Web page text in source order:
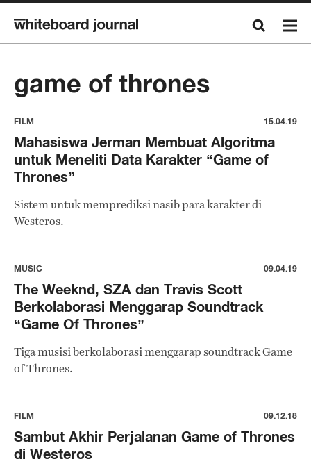
game of thrones
FILM 15.04.19
Mahasiswa Jerman Membuat Algoritma
untuk Meneliti Data Karakter “Game of
Thrones”
Sistem untuk memprediksi nasib para karakter di
Westeros.
MUSIC 09.04.19
The Weeknd, SZA dan Travis Scott
Berkolaborasi Menggarap Soundtrack
“Game Of Thrones”
Tiga musisi berkolaborasi menggarap soundtrack Game
of Thrones.
FILM 09.12.18
Sambut Akhir Perjalanan Game of Thrones
di Westeros